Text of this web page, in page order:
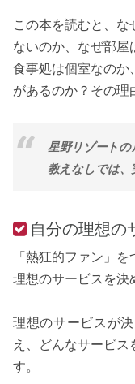
この本を読むと、
ないのか、なぜ部
食事処は個室なのか
があるのか？その理
星野リゾートの
教えなしでは、
自分の理想の
「熱狂的ファン」
理想のサービスを決
理想のサービスが
え、どんなサービ
す。